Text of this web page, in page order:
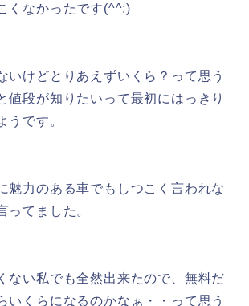
くなかったです(^^;)
いけどとりあえずいくら？って思う
値段が知りたいって最初にはっきり
うです。
魅力のある車でもしつこく言われな
ってました。
ない私でも全然出来たので、無料だ
いくらになるのかなぁ・・って思う